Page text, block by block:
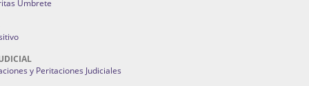
Umbrete
y Peritaciones Judiciales